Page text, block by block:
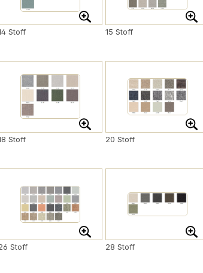
Stoff 15 Stoff
Stoff 20 Stoff
Stoff 28 Stoff